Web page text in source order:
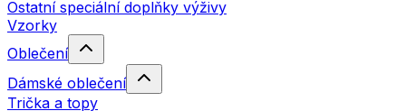
Ostatní speciální doplňky výživy
Vzorky
Oblečení
Dámské oblečení
Trička a topy